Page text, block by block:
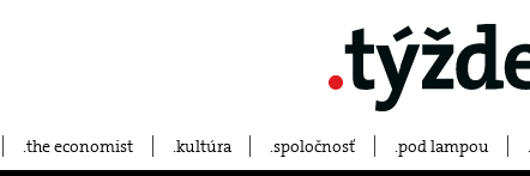
the economist kultúra spoločnosť pod lampou